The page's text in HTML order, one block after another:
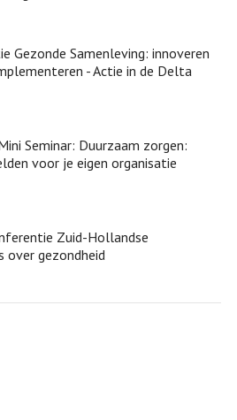
Gezonde Samenleving: innoveren
- Actie in de Delta
Seminar: Duurzaam zorgen:
voor je eigen organisatie
Zuid-Hollandse
over gezondheid